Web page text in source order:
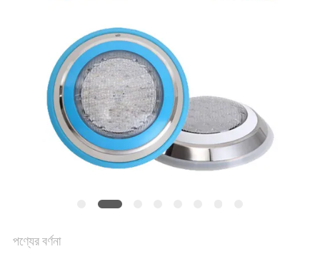
PRIVACY
POLICY
পণ্যের বর্ণনা